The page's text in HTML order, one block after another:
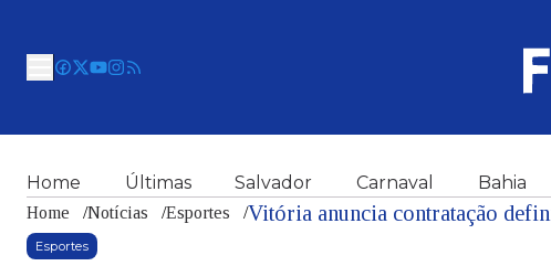
Home Últimas Salvador Carnaval Bahia
Home /Notícias /Esportes /Vitória anuncia contratação
Esportes